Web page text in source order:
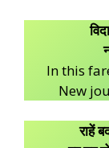
In this
New
राहें